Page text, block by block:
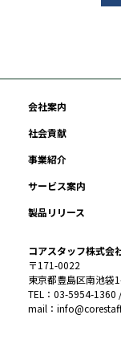
会社案内
社会貢献
事業紹介
サービス案内
製品リリース
コアスタッフ株式会
〒171-0022
東京都豊島区南池袋
TEL：03-5954-1360
mail：